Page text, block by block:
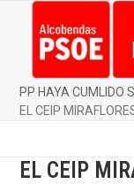
contentmobile
menu
mobile
menu
PP HAYA CUMLIDO
EL CEIP
EL CEIP